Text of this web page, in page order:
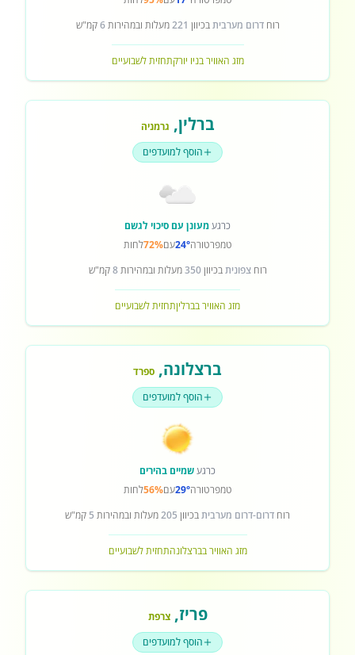
רוחדרום מערביתבכיוון 221מעלות ובמהירות6קמ"ש
מזג האוויר בניו יורקתחזית לשבועיים
ברלין, גרמניה
הוסף למועדפים
כרגעמעונן עם סיכוי לגשם
טמפרטורה24°עם72%לחות
רוחצפוניתבכיוון350מעלות ובמהירות8קמ"ש
מזג האוויר בברליןתחזית לשבועיים
ברצלונה, ספרד
הוסף למועדפים
כרגעשמיים בהירים
טמפרטורה29°עם56%לחות
רוח דרום-דרום מערביתבכיוון 205מעלות ובמהירות 5 קמ"ש
מזג האוויר בברצלונהתחזית לשבועיים
פריז,צרפת
הוסף למועדפים